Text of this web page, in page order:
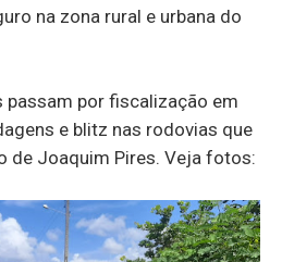
na zona rural e urbana do
passam por fiscalização em
e blitz nas rodovias que
de Joaquim Pires. Veja fotos: